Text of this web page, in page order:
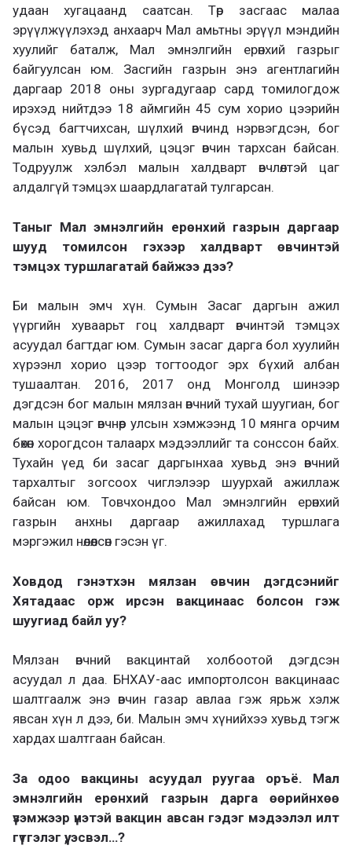
удаан хугацаанд саатсан. Төр засгаас малаа
эрүүлжүүлэхэд анхаарч Мал амьтны эрүүл мэндийн
хуулийг баталж, Мал эмнэлгийн ерөнхий газрыг
байгуулсан юм. Засгийн газрын энэ агентлагийн
даргаар 2018 оны зургадугаар сард томилогдож
ирэхэд нийтдээ 18 аймгийн 45 сум хорио цээрийн
бүсэд багтчихсан, шүлхий өвчинд нэрвэгдсэн, бог
малын хувьд шүлхий, цэцэг өвчин тархсан байсан.
Тодруулж хэлбэл малын халдварт өвчлөлтэй цаг
алдалгүй тэмцэх шаардлагатай тулгарсан.
Таныг Мал эмнэлгийн ерөнхий газрын даргаар
шууд томилсон гэхээр халдварт өвчинтэй
тэмцэх туршлагатай байжээ дээ?
Би малын эмч хүн. Сумын Засаг даргын ажил
үүргийн хуваарьт гоц халдварт өвчинтэй тэмцэх
асуудал багтдаг юм. Сумын засаг дарга бол хуулийн
хүрээнл хорио цээр тогтоодог эрх бүхий албан
тушаалтан. 2016, 2017 онд Монголд шинээр
дэгдсэн бог малын мялзан өвчний тухай шуугиан, бог
малын цэцэг өвчнөөр улсын хэмжээнд 10 мянга орчим
бөхөн хорогдсон талаарх мэдээллийг та сонссон байх.
Тухайн үед би засаг даргынхаа хувьд энэ өвчний
тархалтыг зогсоох чиглэлээр шуурхай ажиллаж
байсан юм. Товчхондоо Мал эмнэлгийн ерөнхий
газрын анхны даргаар ажиллахад туршлага
мэргэжил нөлөөлсөн гэсэн үг.
Ховдод гэнэтхэн мялзан өвчин дэгдсэнийг
Хятадаас орж ирсэн вакцинаас болсон гэж
шуугиад байл уу?
Мялзан өвчний вакцинтай холбоотой дэгдсэн
асуудал л даа. БНХАУ-аас импортолсон вакцинаас
шалтгаалж энэ өвчин газар авлаа гэж ярьж хэлж
явсан хүн л дээ, би. Малын эмч хүнийхээ хувьд тэгж
хардах шалтгаан байсан.
За одоо вакцины асуудал руугаа оръё. Мал
эмнэлгийн ерөнхий газрын дарга өөрийнхөө
үзэмжээр үнэтэй вакцин авсан гэдэг мэдээлэл илт
гүтгэлэг үү, эсвэл…?